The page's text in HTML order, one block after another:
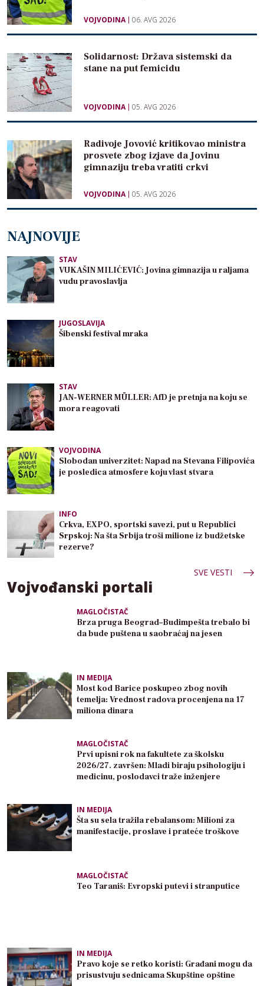
VOJVODINA 06. AVG 2026
Solidarnost: Država sistemski da
stane na put femicidu
VOJVODINA 05. AVG 2026
Radivoje Jovović kritikovao ministra
prosvete zbog izjave da Jovinu
gimnaziju treba vratiti crkvi
VOJVODINA 05. AVG 2026
NAJNOVIJE
STAV
VUKAŠIN MILIĆEVIĆ: Jovina gimnazija u raljama
vudu pravoslavlja
JUGOSLAVIJA
Šibenski festival mraka
STAV
JAN-WERNER MÜLLER: AfD je pretnja na koju se
mora reagovati
VOJVODINA
Slobodan univerzitet: Napad na Stevana Filipovića
je posledica atmosfere koju vlast stvara
INFO
Crkva, EXPO, sportski savezi, put u Republici
Srpskoj: Na šta Srbija troši milione iz budžetske
rezerve?
SVE VESTI
Vojvođanski portali
MAGLOČISTAČ
Brza pruga Beograd–Budimpešta trebalo bi
da bude puštena u saobraćaj na jesen
IN MEDIJA
Most kod Barice poskupeo zbog novih
temelja: Vrednost radova procenjena na 17
miliona dinara
MAGLOČISTAČ
Prvi upisni rok na fakultete za školsku
2026/27. završen: Mladi biraju psihologiju i
medicinu, poslodavci traže inženjere
IN MEDIJA
Šta su sela tražila rebalansom: Milioni za
manifestacije, proslave i prateće troškove
MAGLOČISTAČ
Teo Taraniš: Evropski putevi i stranputice
IN MEDIJA
Pravo koje se retko koristi: Građani mogu da
prisustvuju sednicama Skupštine opštine